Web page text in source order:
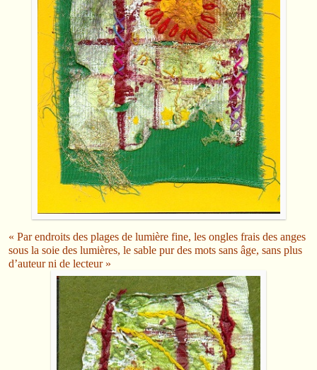
« Par endroits des plages de lumière fine, les ongles frais des anges
sous la soie des lumières, le sable pur des mots sans âge, sans plus
d’auteur ni de lecteur »